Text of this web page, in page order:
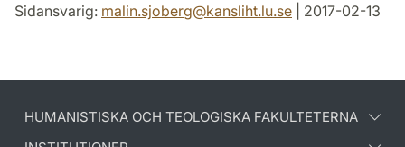
Sidansvarig: malin.sjoberg@kansliht.lu.se | 2017-02-13
HUMANISTISKA OCH TEOLOGISKA FAKULTETERNA